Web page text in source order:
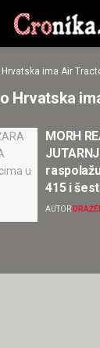
Hrvatska ima Air
Hrvatska
MORH
415 i
AUTOR